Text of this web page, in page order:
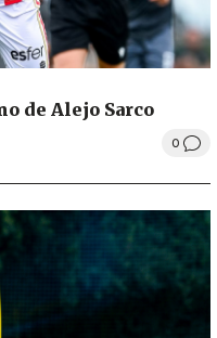
de Alejo Sarco
0